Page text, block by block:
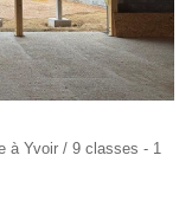
à Yvoir / 9 classes - 1